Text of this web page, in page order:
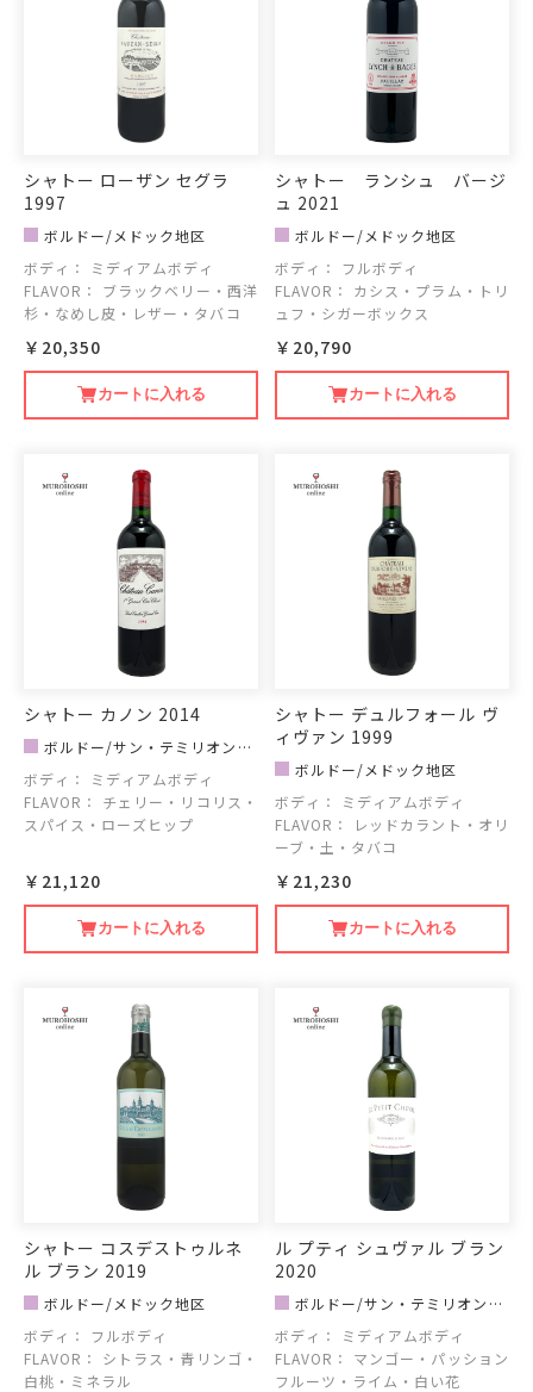
シャトー ローザン セグラ
1997
ボルドー/メドック地区
ボディ：
ミディアムボディ
FLAVOR：
ブラックベリー・西洋
杉・なめし皮・レザー・タバコ
￥20,350
カートに入れる
シャトー ランシュ バージ
ュ 2021
ボルドー/メドック地区
ボディ：
フルボディ
FLAVOR：
カシス・プラム・トリ
ュフ・シガーボックス
￥20,790
カートに入れる
シャトー カノン 2014
ボルドー/サン・テミリオン地
区
ボディ：
ミディアムボディ
FLAVOR：
チェリー・リコリス・
スパイス・ローズヒップ
￥21,120
カートに入れる
シャトー デュルフォール ヴ
ィヴァン 1999
ボルドー/メドック地区
ボディ：
ミディアムボディ
FLAVOR：
レッドカラント・オリ
ーブ・土・タバコ
￥21,230
カートに入れる
シャトー コスデストゥルネ
ル ブラン 2019
ボルドー/メドック地区
ボディ：
フルボディ
FLAVOR：
シトラス・青リンゴ・
白桃・ミネラル
ル プティ シュヴァル ブラン
2020
ボルドー/サン・テミリオン地
区
ボディ：
ミディアムボディ
FLAVOR：
マンゴー・パッション
フルーツ・ライム・白い花